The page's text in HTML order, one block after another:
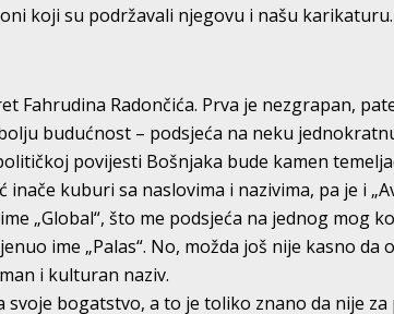
koji su podržavali njegovu i našu karikaturu.
Fahrudina Radončića. Prva je nezgrapan,
budućnost – podsjeća na neku
povijesti Bošnjaka bude kamen
kuburi sa naslovima i nazivima, pa je i
„Global“, što me podsjeća na jednog mog
ime „Palas“. No, možda još nije kasno da
i kulturan naziv.
svoje bogatstvo, a to je toliko znano da nije za